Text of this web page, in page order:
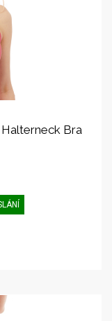
Bra